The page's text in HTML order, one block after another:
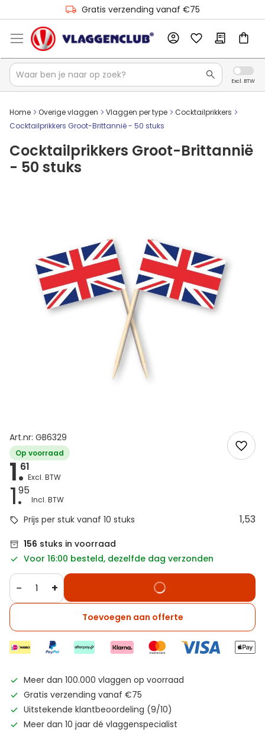
Gratis verzending vanaf €75
Home Overige vlaggen Vlaggen per type
Cocktailprikkers
Cocktailprikkers Groot-Brittannië - 50 stuks
Cocktailprikkers Groot-Brittannië
- 50 stuks
Art.nr: GB6329
Op voorraad
1.61
1.95
Prijs per stuk vanaf 10 stuks 1,53
156 stuks in voorraad
Voor 16:00 besteld, dezelfde dag verzonden
− +
Toevoegen aan offerte
Meer dan 100.000 vlaggen op voorraad
Gratis verzending vanaf €75
Uitstekende klantbeoordeling (9/10)
Meer dan 10 jaar dé vlaggenspecialist